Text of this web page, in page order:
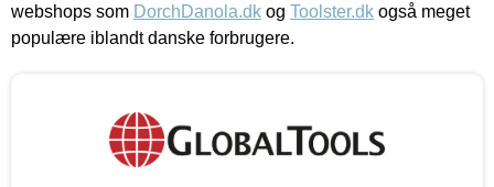
webshops som DorchDanola.dk og Toolster.dk også meget
populære iblandt danske forbrugere.